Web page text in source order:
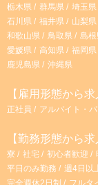
栃木県
群馬県 埼玉県
石川県
福井県 山梨県
和歌山県
鳥取県 島
愛媛県
高知県 福岡県
鹿児島県
沖縄県
【雇用形態から求
正社員 アルバイト・パ
【勤務形態から求
寮 社宅 初心者歓迎
平日のみ勤務
週4日以